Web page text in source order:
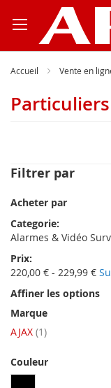
au
contenu
Accueil Vente en
Particuliers
Filtrer par
Acheter par
Categorie
Alarmes & Vidéo
Prix
220,00 € - 229,99 €
Affiner les options
Marque
AJAX 1article
Couleur